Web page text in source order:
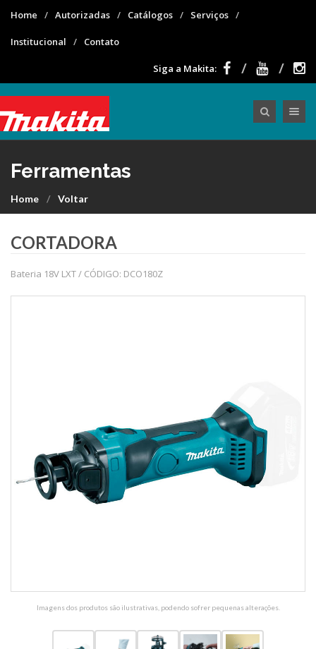
Home Autorizadas Catálogos Serviços
Institucional Contato
Siga a Makita:
Ferramentas
Home Voltar
CORTADORA
Bateria 18V LXT / CÓDIGO: DCO180Z
Imagens dos produtos são ilustrativas, podendo sofrer pequenas alterações.